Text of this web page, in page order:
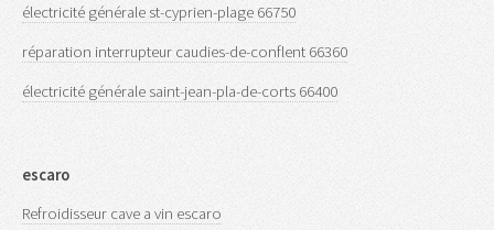
électricité générale st-cyprien-plage 66750
réparation interrupteur caudies-de-conflent 66360
électricité générale saint-jean-pla-de-corts 66400
escaro
Refroidisseur cave a vin escaro